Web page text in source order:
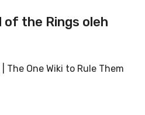
of the Rings oleh